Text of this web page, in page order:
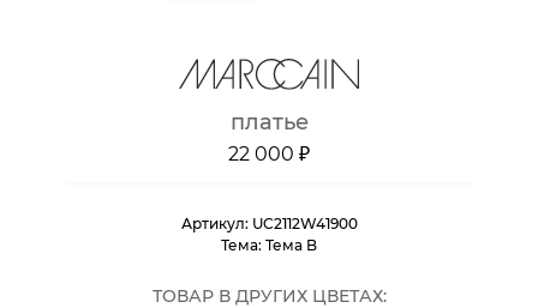
платье
22 000 ₽
Артикул: UC2112W41900
Тема: Тема B
ТОВАР В ДРУГИХ ЦВЕТАХ: